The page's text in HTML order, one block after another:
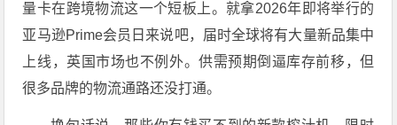
量卡在跨境物流这一个短板上。就拿2026年即将举行的
亚马逊Prime会员日来说吧，届时全球将有大量新品集中
上线，英国市场也不例外。供需预期倒逼库存前移，但
很多品牌的物流通路还没打通。